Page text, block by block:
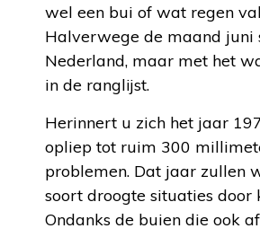
wel een bui of wat regen
Halverwege de maand juni
Nederland, maar met het
in de ranglijst.
Herinnert u zich het jaar
opliep tot ruim 300
problemen. Dat jaar zullen
soort droogte situaties
Ondanks de buien die ook